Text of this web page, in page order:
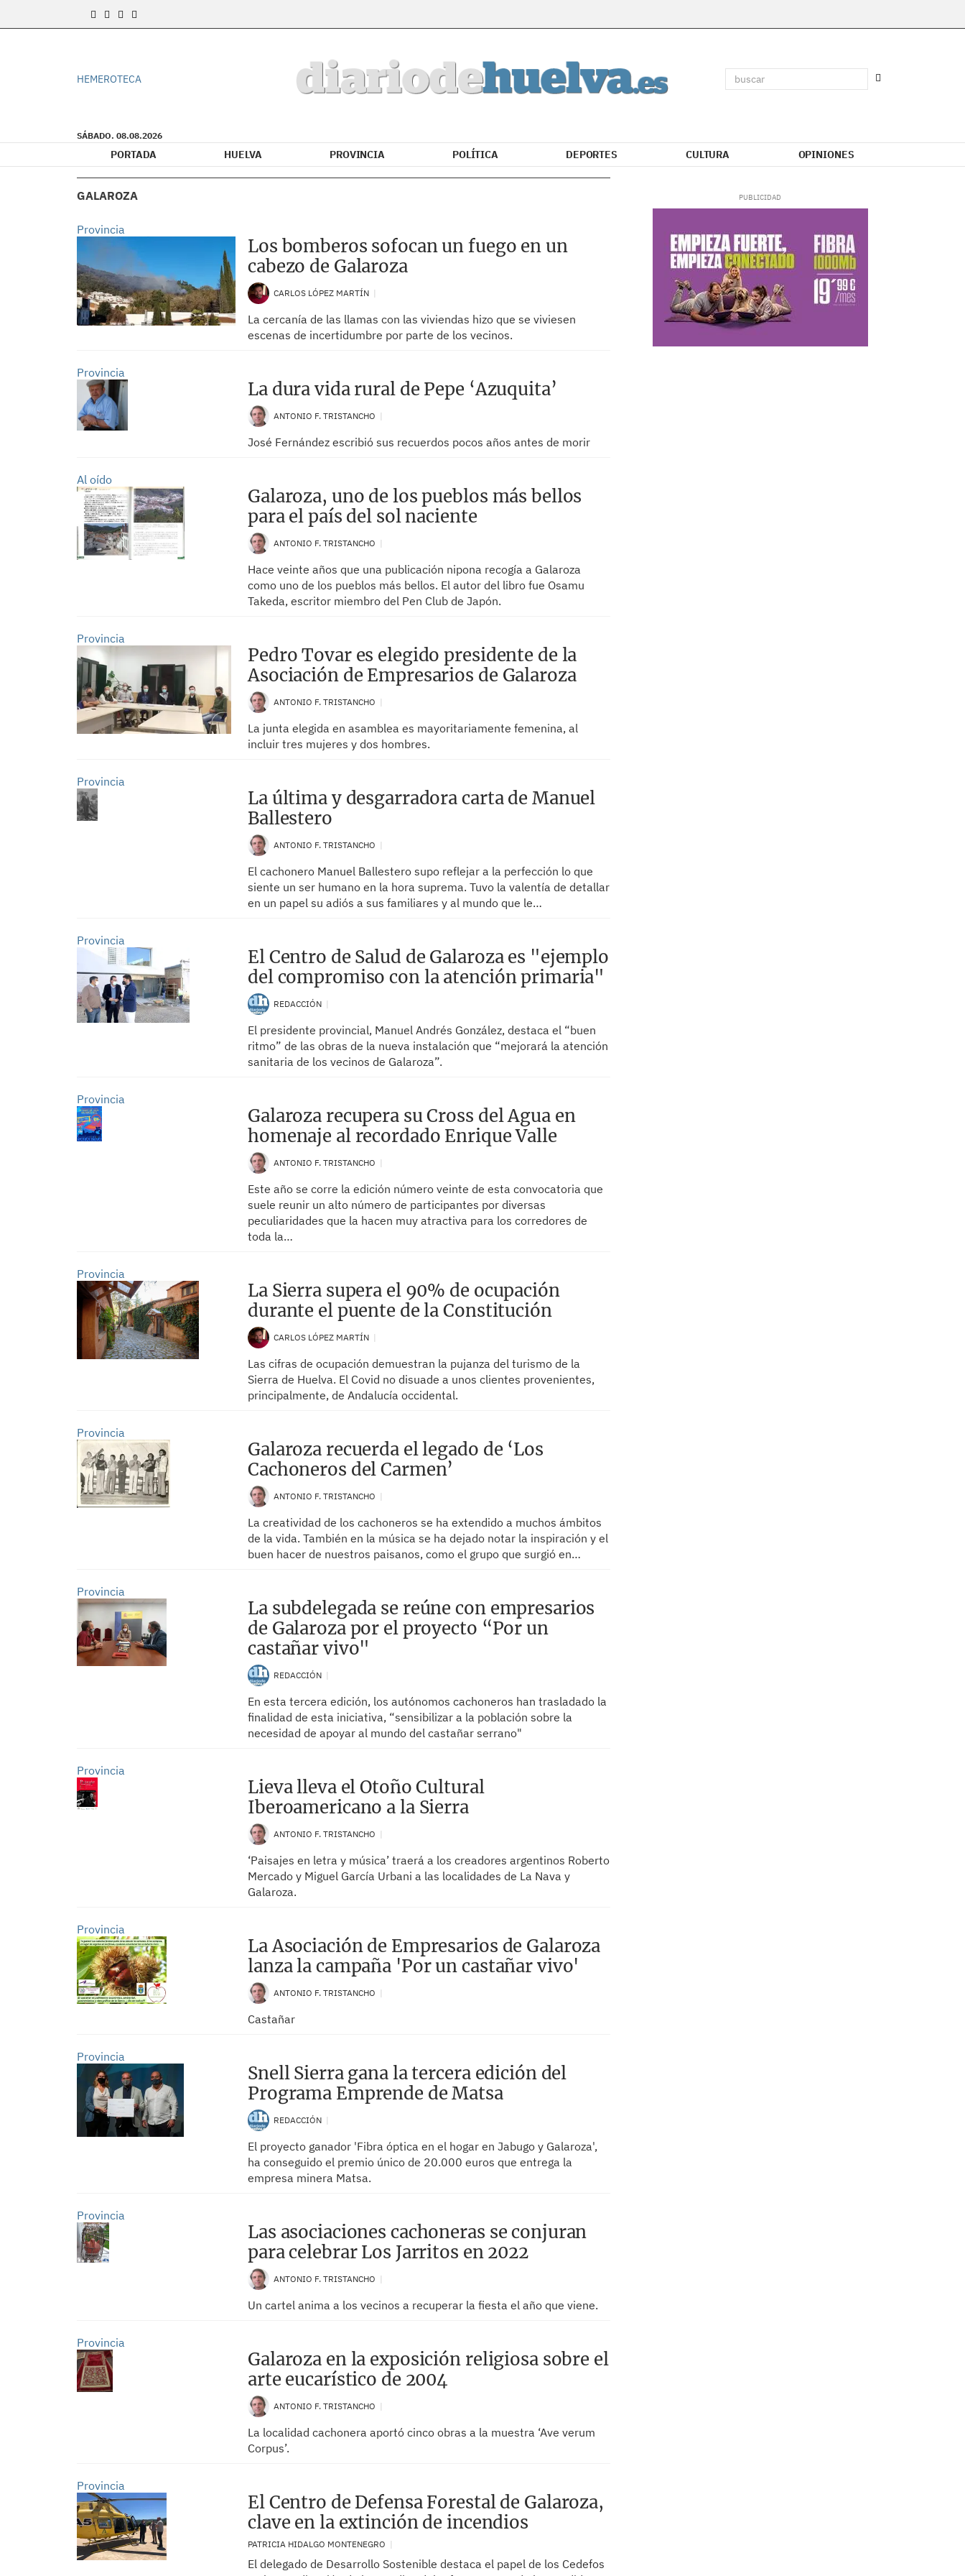
HEMEROTECA
SÁBADO. 08.08.2026
PORTADA HUELVA PROVINCIA POLÍTICA DEPORTES CULTURA OPINIONES
GALAROZA
Provincia
Los bomberos sofocan un fuego en un
cabezo de Galaroza
CARLOS LÓPEZ MARTÍN
La cercanía de las llamas con las viviendas hizo que se viviesen
escenas de incertidumbre por parte de los vecinos.
Provincia
La dura vida rural de Pepe ‘Azuquita’
ANTONIO F. TRISTANCHO
José Fernández escribió sus recuerdos pocos años antes de morir
Al oído
Galaroza, uno de los pueblos más bellos
para el país del sol naciente
ANTONIO F. TRISTANCHO
Hace veinte años que una publicación nipona recogía a Galaroza
como uno de los pueblos más bellos. El autor del libro fue Osamu
Takeda, escritor miembro del Pen Club de Japón.
Provincia
Pedro Tovar es elegido presidente de la
Asociación de Empresarios de Galaroza
ANTONIO F. TRISTANCHO
La junta elegida en asamblea es mayoritariamente femenina, al
incluir tres mujeres y dos hombres.
Provincia
La última y desgarradora carta de Manuel
Ballestero
ANTONIO F. TRISTANCHO
El cachonero Manuel Ballestero supo reflejar a la perfección lo que
siente un ser humano en la hora suprema. Tuvo la valentía de detallar
en un papel su adiós a sus familiares y al mundo que le…
Provincia
El Centro de Salud de Galaroza es "ejemplo
del compromiso con la atención primaria"
REDACCIÓN
El presidente provincial, Manuel Andrés González, destaca el “buen
ritmo” de las obras de la nueva instalación que “mejorará la atención
sanitaria de los vecinos de Galaroza”.
Provincia
Galaroza recupera su Cross del Agua en
homenaje al recordado Enrique Valle
ANTONIO F. TRISTANCHO
Este año se corre la edición número veinte de esta convocatoria que
suele reunir un alto número de participantes por diversas
peculiaridades que la hacen muy atractiva para los corredores de
toda la…
Provincia
La Sierra supera el 90% de ocupación
durante el puente de la Constitución
CARLOS LÓPEZ MARTÍN
Las cifras de ocupación demuestran la pujanza del turismo de la
Sierra de Huelva. El Covid no disuade a unos clientes provenientes,
principalmente, de Andalucía occidental.
Provincia
Galaroza recuerda el legado de ‘Los
Cachoneros del Carmen’
ANTONIO F. TRISTANCHO
La creatividad de los cachoneros se ha extendido a muchos ámbitos
de la vida. También en la música se ha dejado notar la inspiración y el
buen hacer de nuestros paisanos, como el grupo que surgió en…
Provincia
La subdelegada se reúne con empresarios
de Galaroza por el proyecto “Por un
castañar vivo"
REDACCIÓN
En esta tercera edición, los autónomos cachoneros han trasladado la
finalidad de esta iniciativa, “sensibilizar a la población sobre la
necesidad de apoyar al mundo del castañar serrano"
Provincia
Lieva lleva el Otoño Cultural
Iberoamericano a la Sierra
ANTONIO F. TRISTANCHO
‘Paisajes en letra y música’ traerá a los creadores argentinos Roberto
Mercado y Miguel García Urbani a las localidades de La Nava y
Galaroza.
Provincia
La Asociación de Empresarios de Galaroza
lanza la campaña 'Por un castañar vivo'
ANTONIO F. TRISTANCHO
Castañar
Provincia
Snell Sierra gana la tercera edición del
Programa Emprende de Matsa
REDACCIÓN
El proyecto ganador 'Fibra óptica en el hogar en Jabugo y Galaroza',
ha conseguido el premio único de 20.000 euros que entrega la
empresa minera Matsa.
Provincia
Las asociaciones cachoneras se conjuran
para celebrar Los Jarritos en 2022
ANTONIO F. TRISTANCHO
Un cartel anima a los vecinos a recuperar la fiesta el año que viene.
Provincia
Galaroza en la exposición religiosa sobre el
arte eucarístico de 2004
ANTONIO F. TRISTANCHO
La localidad cachonera aportó cinco obras a la muestra ‘Ave verum
Corpus’.
Provincia
El Centro de Defensa Forestal de Galaroza,
clave en la extinción de incendios
PATRICIA HIDALGO MONTENEGRO
El delegado de Desarrollo Sostenible destaca el papel de los Cedefos